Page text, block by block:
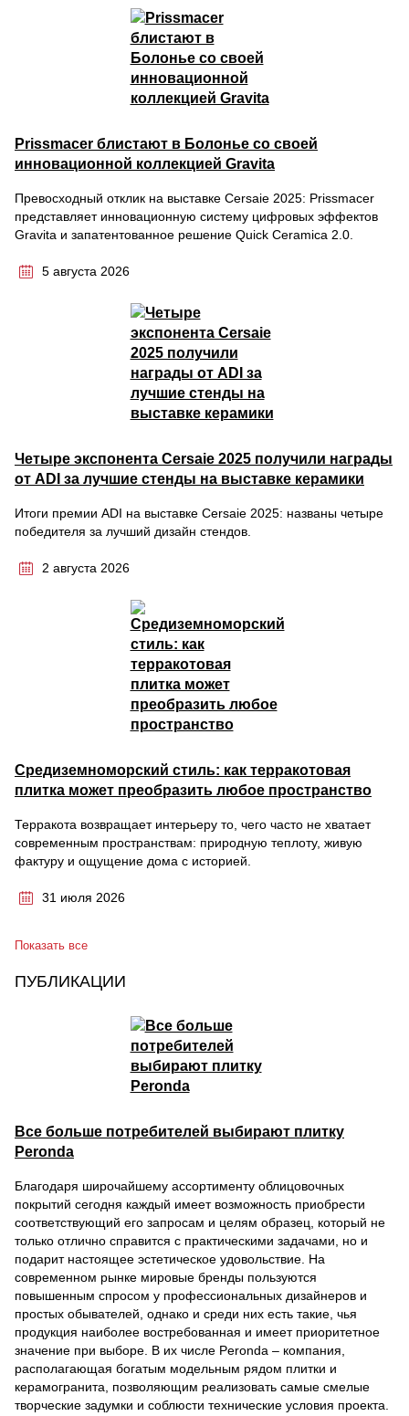
Prissmacer блистают в Болонье со своей
инновационной коллекцией Gravita
Превосходный отклик на выставке Cersaie 2025: Prissmacer
представляет инновационную систему цифровых эффектов
Gravita и запатентованное решение Quick Ceramica 2.0.
5 августа 2026
Четыре экспонента Cersaie 2025 получили награды
от ADI за лучшие стенды на выставке керамики
Итоги премии ADI на выставке Cersaie 2025: названы четыре
победителя за лучший дизайн стендов.
2 августа 2026
Средиземноморский стиль: как терракотовая
плитка может преобразить любое пространство
Терракота возвращает интерьеру то, чего часто не хватает
современным пространствам: природную теплоту, живую
фактуру и ощущение дома с историей.
31 июля 2026
Показать все
ПУБЛИКАЦИИ
Все больше потребителей выбирают плитку
Peronda
Благодаря широчайшему ассортименту облицовочных
покрытий сегодня каждый имеет возможность приобрести
соответствующий его запросам и целям образец, который не
только отлично справится с практическими задачами, но и
подарит настоящее эстетическое удовольствие. На
современном рынке мировые бренды пользуются
повышенным спросом у профессиональных дизайнеров и
простых обывателей, однако и среди них есть такие, чья
продукция наиболее востребованная и имеет приоритетное
значение при выборе. В их числе Peronda – компания,
располагающая богатым модельным рядом плитки и
керамогранита, позволяющим реализовать самые смелые
творческие задумки и соблюсти технические условия проекта.